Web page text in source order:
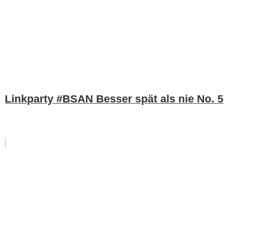
Linkparty #BSAN Besser spät als nie No. 5